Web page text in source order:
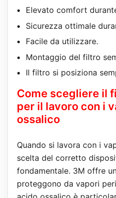
Elevato comfort
Sicurezza ottimale
Facile da utilizzare.
Montaggio del filtro
Il filtro si posiziona
Come scegliere il
per il lavoro con i
ossalico
Quando si lavora con i
scelta del corretto
fondamentale. 3M offre
proteggono da vapori